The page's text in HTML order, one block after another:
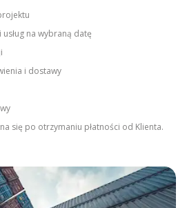
na wybraną datę
i dostawy
się po otrzymaniu płatności od Klienta.